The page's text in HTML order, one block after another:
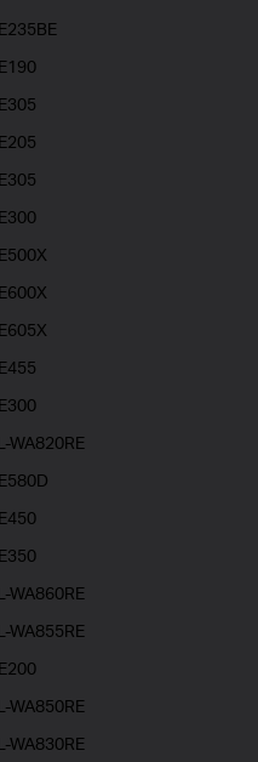
WA820RE
WA860RE
WA855RE
WA850RE
WA830RE